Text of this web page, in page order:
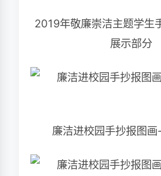
2019年敬廉崇洁主题学生
展示部分
廉洁进校园手抄报图